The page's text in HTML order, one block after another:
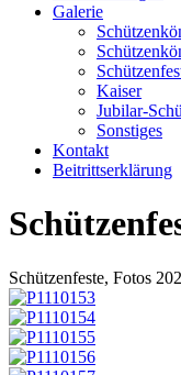
Galerie
Kaiser
Jubilar-
Sonstiges
Kontakt
Beitrittserklärung
Schützenfeste, Fotos